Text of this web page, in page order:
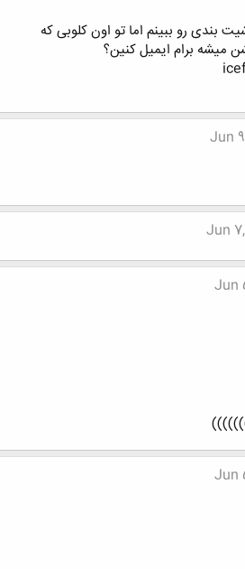
بندی رو ببینم اما تو اون کلوبی که
میشه برام ایمیل کنین؟
Jun
Jun 7,
Jun
Jun